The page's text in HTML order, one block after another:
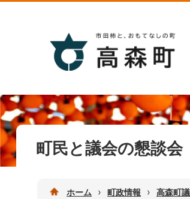
町民と議会の懇談会
ホーム › 町政情報 › 高森町